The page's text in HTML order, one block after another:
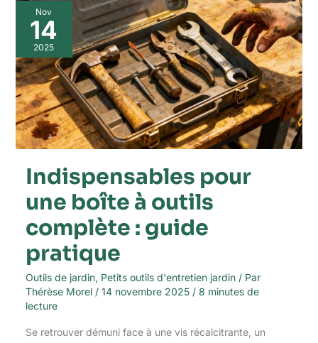
Nov
14
2025
Indispensables pour
une boîte à outils
complète : guide
pratique
Outils de jardin, Petits outils d'entretien jardin/ Par
Thérèse Morel / 14 novembre 2025 / 8 minutes de
lecture
Se retrouver démuni face à une vis récalcitrante, un
Indispensables
pour
une
boîte
à
outils
complète
:
guide
pratique